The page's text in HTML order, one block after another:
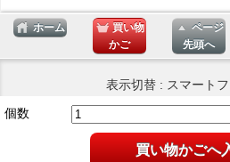
個数
買い物かごへ
ホーム
買い物
かご
ページ
先頭へ
表示切替 : スマート